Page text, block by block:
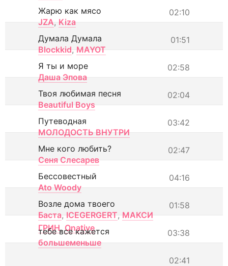
02:10
Жарю как мясо
JZA, Kiza
01:51
Думала Думала
Blockkid, MAYOT
02:58
Я ты и море
Даша Эпова
02:04
Твоя любимая песня
Beautiful Boys
03:42
Путеводная
МОЛОДОСТЬ ВНУТРИ
02:47
Мне кого любить?
Сеня Слесарев
04:16
Бессовестный
Ato Woody
01:58
Возле дома твоего
Баста, ICEGERGERT, МАКСИ
ГРИН, Onative 03:38
тебе все кажется
большеменьше
02:41